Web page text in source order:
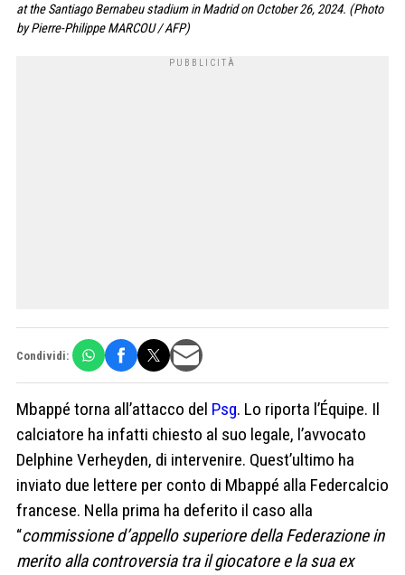
at the Santiago Bernabeu stadium in Madrid on October 26, 2024. (Photo
by Pierre-Philippe MARCOU / AFP)
Condividi:
Mbappé torna all’attacco del Psg. Lo riporta l’Équipe. Il
calciatore ha infatti chiesto al suo legale, l’avvocato
Delphine Verheyden, di intervenire. Quest’ultimo ha
inviato due lettere per conto di Mbappé alla Federcalcio
francese. Nella prima ha deferito il caso alla
“commissione d’appello superiore della Federazione in
merito alla controversia tra il giocatore e la sua ex